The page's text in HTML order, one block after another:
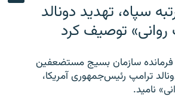
سپاه، تهدید دونالد
توصیف کرد
سازمان بسیج مستضعفین
ترامپ رئیس‌جمهوری آمریکا،
نامید.